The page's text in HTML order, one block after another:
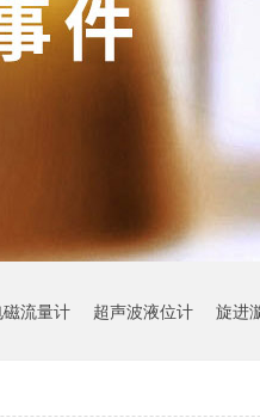
磁流量计 超声波液位计 旋进